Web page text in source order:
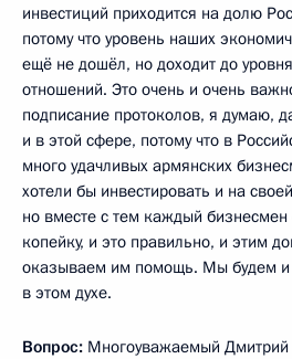
инвестиций приходится на долю
потому что уровень наших
ещё не дошёл, но доходит до
отношений. Это очень и очень
подписание протоколов, я думаю,
и в этой сфере, потому что в
много удачливых армянских
хотели бы инвестировать и на
но вместе с тем каждый бизнесмен
копейку, и это правильно, и этим
оказываем им помощь. Мы будем и
в этом духе.
Вопрос: Многоуважаемый Дмитрий